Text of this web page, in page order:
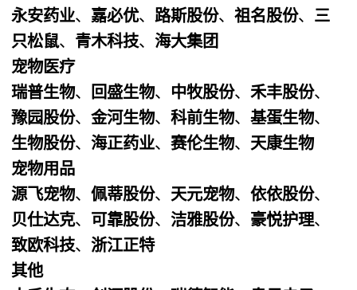
永安药业、 嘉必优、路斯股份、祖名股份、 三
只松鼠、 青木科技、海大集团
宠物医疗
瑞普生物、 回盛生物、 中牧股份、禾丰股份、
豫园股份、金河生物、科前生物、基蛋生物、
生物股份、海正药业、赛伦生物、 天康生物
宠物用品
源飞宠物、佩蒂股份、 天元宠物、依依股份、
贝仕达克、 可靠股份、洁雅股份、 豪悦护理、
致欧科技、浙江正特
其他